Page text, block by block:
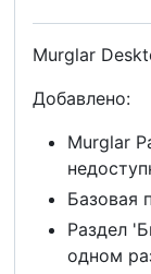
Murglar
Добавлено:
Murglar
Базовая
Раздел
одном